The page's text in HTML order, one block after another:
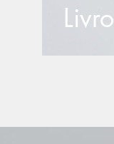
Livro